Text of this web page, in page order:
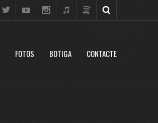
FOTOS BOTIGA CONTACTE